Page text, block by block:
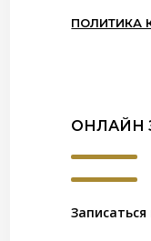
ПОЛИТИКА
ОНЛАЙН